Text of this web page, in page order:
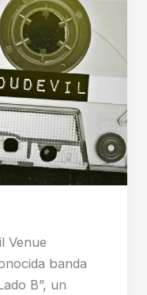
Venue
banda
B”, un